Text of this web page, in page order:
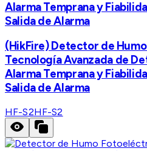
Alarma Temprana y
Salida de Alarma
(HikFire) Detector de
Tecnología Avanzada de
Alarma Temprana y
Salida de Alarma
HF-S2HF-S2